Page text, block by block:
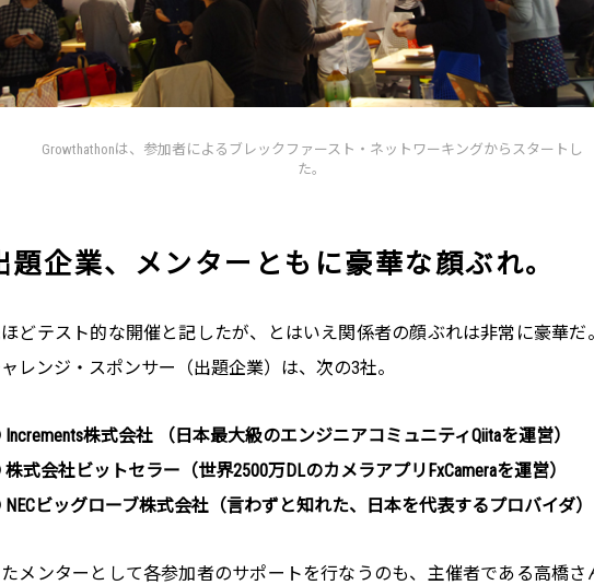
Growthathonは、参加者によるブレックファースト・ネットワーキングからスタートし
た。
題企業、メンターともに豪華な顔ぶれ。
どテスト的な開催と記したが、とはいえ関係者の顔ぶれは非常に豪華だ
レンジ・スポンサー（出題企業）は、次の3社。
株式会社 （日本最大級のエンジニアコミュニティQiitaを運営）
式会社ビットセラー（世界2500万DLのカメラアプリFxCameraを運営）
ビッグローブ株式会社（言わずと知れた、日本を代表するプロバイダ）
たメンターとして各参加者のサポートを行なうのも、主催者である高橋さ